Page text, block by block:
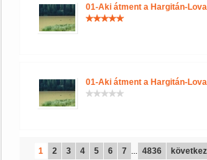
01-Aki átment a Hargitán-
01-Aki átment a Hargitán-
1 2 3 4 5 6 7 ... 4836